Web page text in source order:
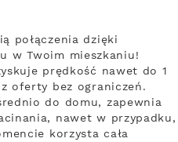
połączenia dzięki
w Twoim mieszkaniu!
prędkość nawet do 1
oferty bez ograniczeń.
do domu, zapewnia
nawet w przypadku,
korzysta cała